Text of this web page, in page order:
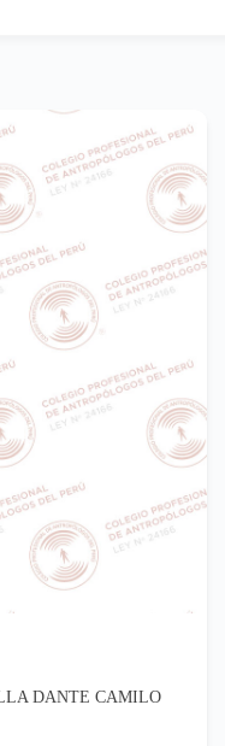
DANTE CAMILO